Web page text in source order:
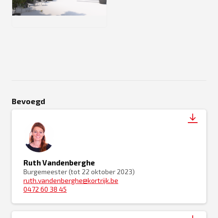
PNG
Bevoegd
Ruth Vandenberghe
Burgemeester (tot 22 oktober 2023)
ruth.vandenberghe@kortrijk.be
0472 60 38 45